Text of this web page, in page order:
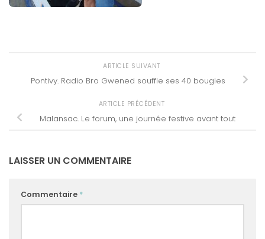
ARTICLE SUIVANT
Pontivy. Radio Bro Gwened souffle ses 40 bougies
ARTICLE PRÉCÉDENT
Malansac. Le forum, une journée festive avant tout
LAISSER UN COMMENTAIRE
Commentaire *